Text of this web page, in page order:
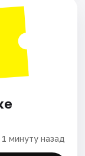
минуту назад